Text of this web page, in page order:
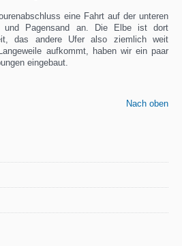
eine Fahrt auf der unteren
und Pagensand an. Die Elbe ist dort
das andere Ufer also ziemlich weit
aufkommt, haben wir ein paar
eingebaut.
Nach oben